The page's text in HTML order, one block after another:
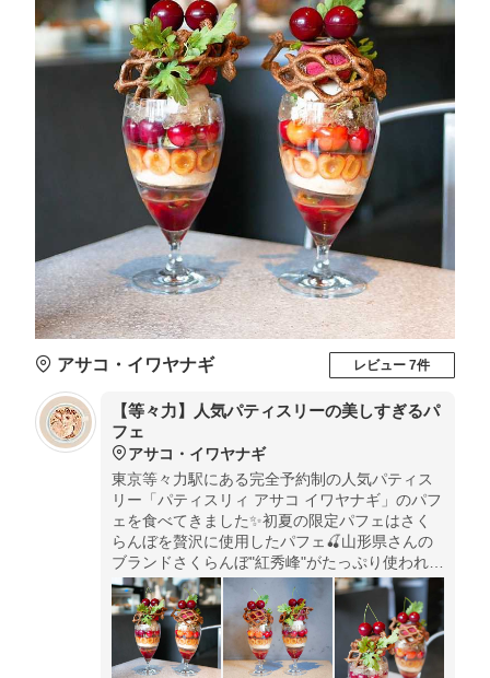
アサコ・イワヤナギ レビュー 7件
【等々力】人気パティスリーの美しすぎるパ
フェ
アサコ・イワヤナギ
東京等々力駅にある完全予約制の人気パティス
リー「パティスリィ アサコ イワヤナギ」のパフ
ェを食べてきました✨初夏の限定パフェはさく
らんぼを贅沢に使用したパフェ🍒山形県さんの
ブランドさくらんぼ"紅秀峰"がたっぷり使われて
いる贅沢仕様です🍒オリーブオイルのアイスや
春菊など意外な要素も入っていて魅力たっぷり
のパフェです！